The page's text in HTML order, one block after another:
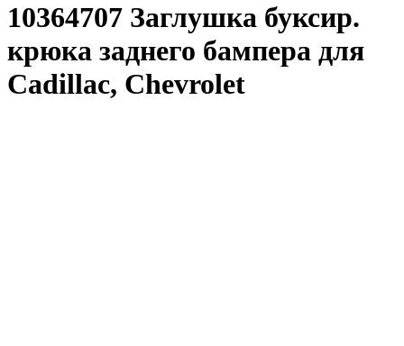
10364707 Заглушка буксир.
крюка заднего бампера для
Cadillac, Chevrolet